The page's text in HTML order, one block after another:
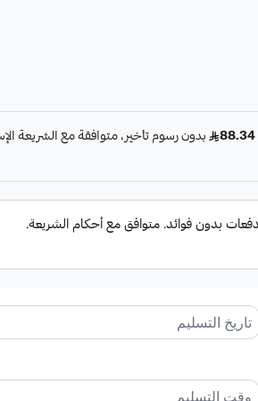
المتوسط يقدم خياراً مثالياً للاجتماعات
الصحن على مزيج متكامل من الخيارات